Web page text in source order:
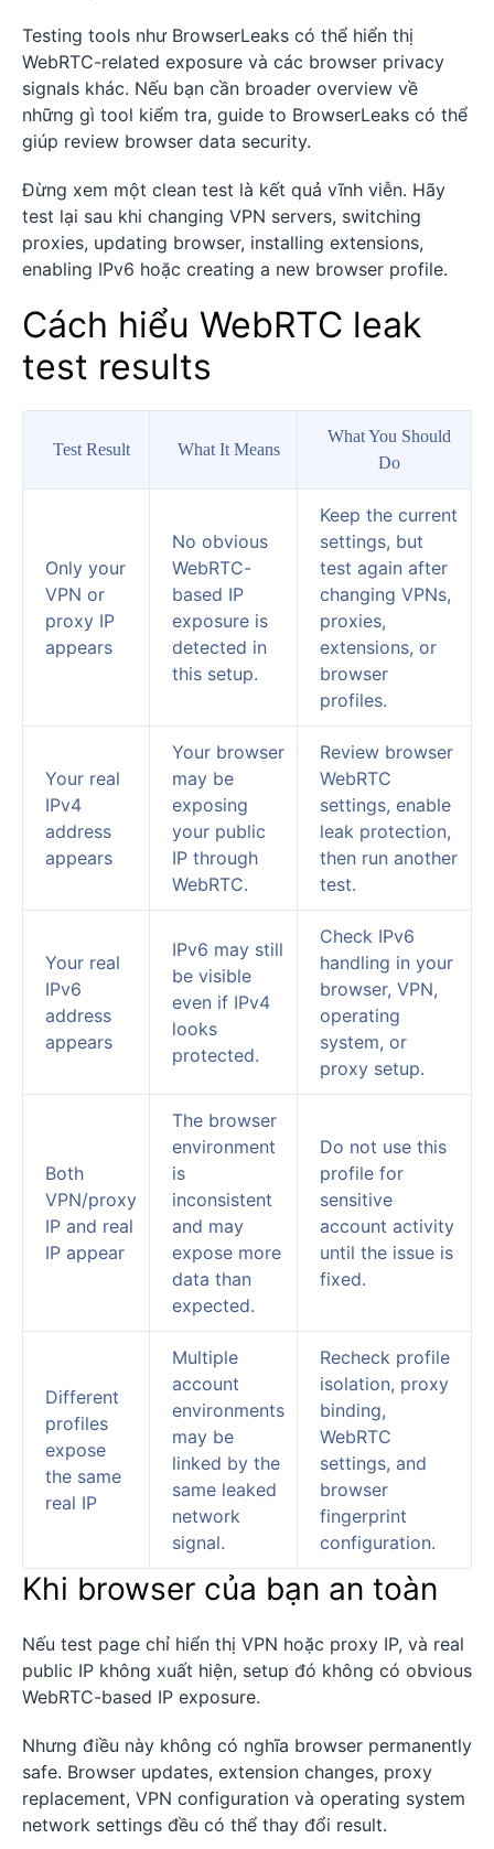
Testing tools như BrowserLeaks có thể hiển thị
WebRTC-related exposure và các browser privacy
signals khác. Nếu bạn cần broader overview về
những gì tool kiểm tra, guide to BrowserLeaks có thể
giúp review browser data security.
Đừng xem một clean test là kết quả vĩnh viễn. Hãy
test lại sau khi changing VPN servers, switching
proxies, updating browser, installing extensions,
enabling IPv6 hoặc creating a new browser profile.
Cách hiểu WebRTC leak
test results
Test Result What It Means
What You Should
Do
Only your
VPN or
proxy IP
appears
No obvious
WebRTC-
based IP
exposure is
detected in
this setup.
Keep the current
settings, but
test again after
changing VPNs,
proxies,
extensions, or
browser
profiles.
Your real
IPv4
address
appears
Your browser
may be
exposing
your public
IP through
WebRTC.
Review browser
WebRTC
settings, enable
leak protection,
then run another
test.
Your real
IPv6
address
appears
IPv6 may still
be visible
even if IPv4
looks
protected.
Check IPv6
handling in your
browser, VPN,
operating
system, or
proxy setup.
Both
VPN/proxy
IP and real
IP appear
The browser
environment
is
inconsistent
and may
expose more
data than
expected.
Do not use this
profile for
sensitive
account activity
until the issue is
fixed.
Different
profiles
expose
the same
real IP
Multiple
account
environments
may be
linked by the
same leaked
network
signal.
Recheck profile
isolation, proxy
binding,
WebRTC
settings, and
browser
fingerprint
configuration.
Khi browser của bạn an toàn
Nếu test page chỉ hiển thị VPN hoặc proxy IP, và real
public IP không xuất hiện, setup đó không có obvious
WebRTC-based IP exposure.
Nhưng điều này không có nghĩa browser permanently
safe. Browser updates, extension changes, proxy
replacement, VPN configuration và operating system
network settings đều có thể thay đổi result.